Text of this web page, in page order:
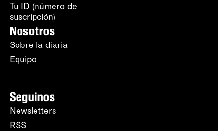
Tu ID (número de
suscripción)
Nosotros
Sobre la diaria
Equipo
Seguinos
Newsletters
RSS